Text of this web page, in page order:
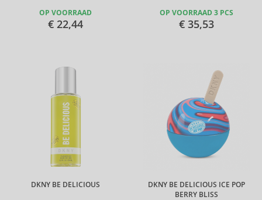
OP VOORRAAD
€ 22,44
OP VOORRAAD 3 PCS
€ 35,53
DKNY BE DELICIOUS
DKNY BE DELICIOUS ICE POP
BERRY BLISS